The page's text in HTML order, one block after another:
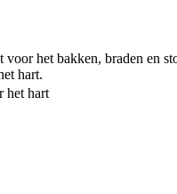
het bakken, braden en
hart.
het hart